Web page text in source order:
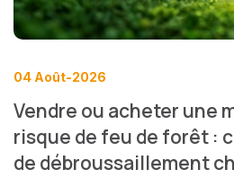
04 Août-2026
Vendre ou acheter une
risque de feu de forêt :
de débroussaillement